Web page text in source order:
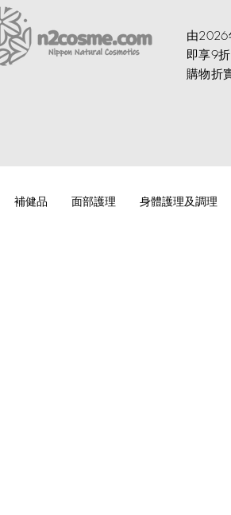
由2026
即享9折
購物折
補健品 面部護理 身體護理及調理